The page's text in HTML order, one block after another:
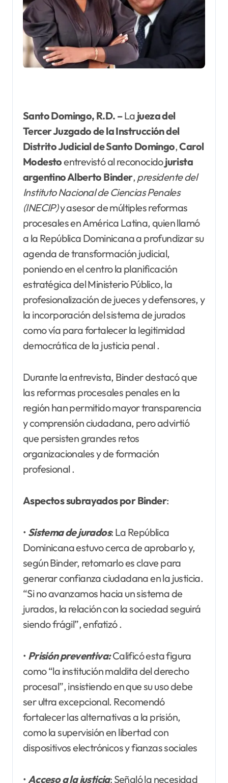
Santo Domingo, R.D. –La jueza del
Tercer Juzgado de la Instrucción del
Distrito Judicial de Santo Domingo,Carol
Modestoentrevistó al reconocidojurista
argentino Alberto Binder, presidente del
Instituto Nacional de Ciencias Penales
(INECIP)y asesor de múltiples reformas
procesales en América Latina, quien llamó
a la República Dominicana a profundizar su
agenda de transformación judicial,
poniendo en el centro la planificación
estratégica del Ministerio Público, la
profesionalización de jueces y defensores, y
la incorporación del sistema de jurados
como vía para fortalecer la legitimidad
democrática de la justicia penal .
Durante la entrevista, Binder destacó que
las reformas procesales penales en la
región han permitido mayor transparencia
y comprensión ciudadana, pero advirtió
que persisten grandes retos
organizacionales y de formación
profesional .
Aspectos subrayados por Binder:
• Sistema de jurados: La República
Dominicana estuvo cerca de aprobarlo y,
según Binder, retomarlo es clave para
generar confianza ciudadana en la justicia.
“Si no avanzamos hacia un sistema de
jurados, la relación con la sociedad seguirá
siendo frágil”, enfatizó .
• Prisión preventiva:Calificó esta figura
como “la institución maldita del derecho
procesal”, insistiendo en que su uso debe
ser ultra excepcional. Recomendó
fortalecer las alternativas a la prisión,
como la supervisión en libertad con
dispositivos electrónicos y fianzas sociales
• Acceso a la justicia: Señaló la necesidad